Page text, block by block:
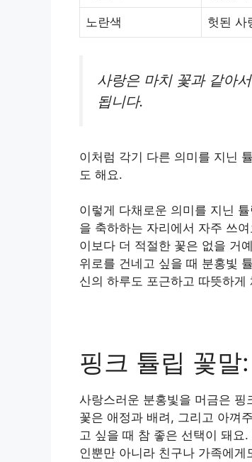
노란색 헛된 사
사랑은 마치 꽃과 같아
됩니다.
이처럼 각기 다른 의미를 지닌
도 해요.
이렇게 다채로운 의미를 지닌
을 축하하는 자리에서 자주 쓰
이보다 더 적절한 꽃은 없을 거
위로를 건네고 싶을 때 분홍빛
신의 하루도 포근하고 따뜻하게
핑크 튤립 꽃말
사랑스러운 분홍빛을 머금은
꽃은 애정과 배려, 그리고 아껴
고 싶을 때 참 좋은 선택이 돼요
인뿐만 아니라 친구나 가족에